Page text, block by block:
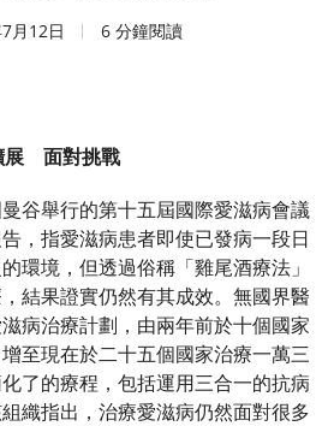
月12日 6 分鐘閱讀
展 面對挑戰
谷舉行的第十五屆國際愛滋病會議
，指愛滋病患者即使已發病一段日
環境，但透過俗稱「雞尾酒療法」
結果證實仍然有其成效。無國界醫
病治療計劃，由兩年前於十個國家
至現在於二十五個國家治療一萬三
了的療程，包括運用三合一的抗病
織指出，治療愛滋病仍然面對很多